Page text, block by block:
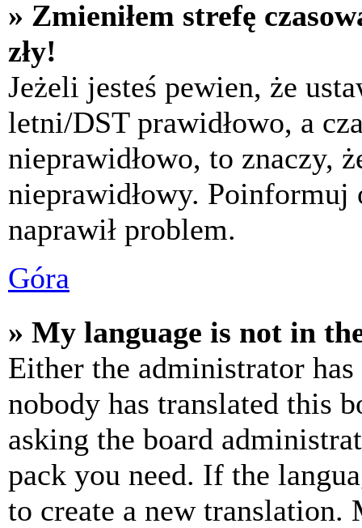
» Zmieniłem strefę
zły!
Jeżeli jesteś pewien, że
letni/DST prawidłowo, a
nieprawidłowo, to znaczy,
nieprawidłowy.
naprawił problem.
Góra
» My language is not in
Either the administrator
nobody has translated this
asking the board
pack you need. If the
to create a new